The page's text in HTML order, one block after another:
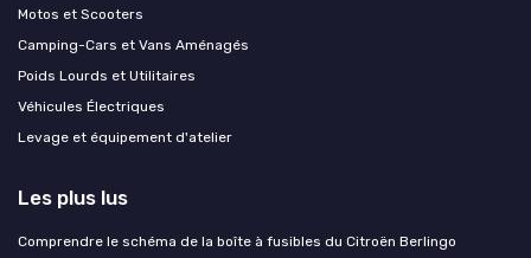
Motos et Scooters
Camping-Cars et Vans Aménagés
Poids Lourds et Utilitaires
Véhicules Électriques
Levage et équipement d'atelier
Les plus lus
Comprendre le schéma de la boîte à fusibles du Citroën Berlingo